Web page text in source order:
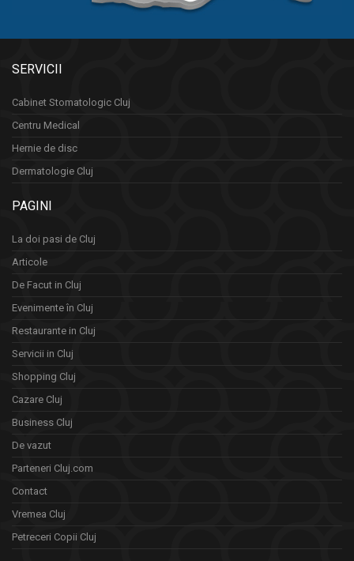
SERVICII
Cabinet Stomatologic Cluj
Centru Medical
Hernie de disc
Dermatologie Cluj
PAGINI
La doi pasi de Cluj
Articole
De Facut in Cluj
Evenimente în Cluj
Restaurante in Cluj
Servicii in Cluj
Shopping Cluj
Cazare Cluj
Business Cluj
De vazut
Parteneri Cluj.com
Contact
Vremea Cluj
Petreceri Copii Cluj